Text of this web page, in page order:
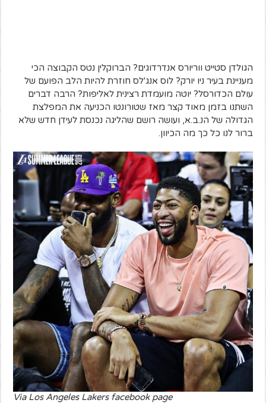
הגולדן סטייט ווריורס אנדרדוגים? הברוקלין נטס הקבוצה הכי
מעניינת בעיר ניו יורק? לוס אנג'לס חוזרת להיות הלב הפועם של
עולם הכדורסל? יוטה מועמדת רצינית לאליפות? הרבה דברים
השתנו בזמן מאוד קצר מאז שטורונטו הכניעה את המפלצת
הגדולה של הנ.ב.א, ועושה רושם שהליגה נכנסת לעידן חדש שלא
ברור לנו כל כך מה הכיוון.
Via Los Angeles Lakers facebook page